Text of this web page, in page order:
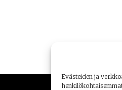
Evästeiden ja